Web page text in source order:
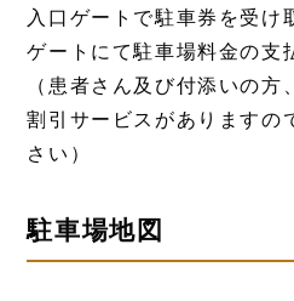
入口ゲートで駐車券を受け
ゲートにて駐車場料金の支
（患者さん及び付添いの方
割引サービスがありますの
さい）
駐車場地図